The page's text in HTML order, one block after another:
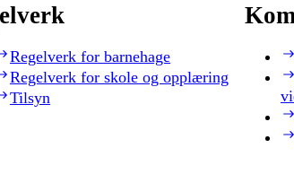
Regelverk for barnehage
Regelverk for skole og opplæring
Tilsyn